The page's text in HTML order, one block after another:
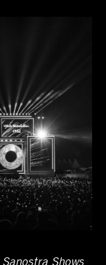
Sanostra Shows